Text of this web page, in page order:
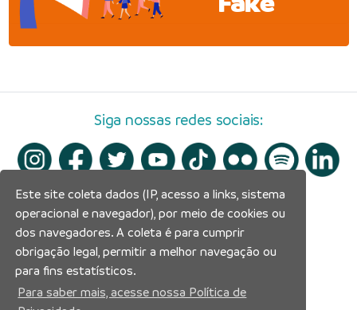
Siga nossas redes sociais:
Este site coleta dados (IP, acesso a links, sistema
operacional e navegador), por meio de cookies ou
dos navegadores. A coleta é para cumprir
obrigação legal, permitir a melhor navegação ou
para fins estatísticos.
Para saber mais, acesse nossa Política de